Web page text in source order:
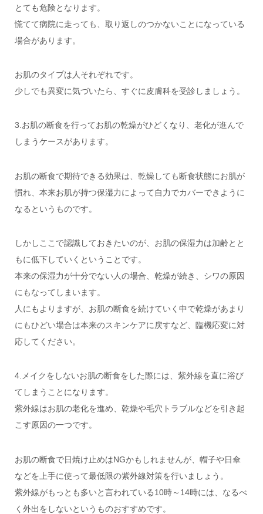
とても危険となります。
慌てて病院に走っても、取り返しのつかないことになっている
場合があります。
お肌のタイプは人それぞれです。
少しでも異変に気づいたら、すぐに皮膚科を受診しましょう。
3.お肌の断食を行ってお肌の乾燥がひどくなり、老化が進んで
しまうケースがあります。
お肌の断食で期待できる効果は、乾燥しても断食状態にお肌が
慣れ、本来お肌が持つ保湿力によって自力でカバーできように
なるというものです。
しかしここで認識しておきたいのが、お肌の保湿力は加齢とと
もに低下していくということです。
本来の保湿力が十分でない人の場合、乾燥が続き、シワの原因
にもなってしまいます。
人にもよりますが、お肌の断食を続けていく中で乾燥があまり
にもひどい場合は本来のスキンケアに戻すなど、臨機応変に対
応してください。
4.メイクをしないお肌の断食をした際には、紫外線を直に浴び
てしまうことになります。
紫外線はお肌の老化を進め、乾燥や毛穴トラブルなどを引き起
こす原因の一つです。
お肌の断食で日焼け止めはNGかもしれませんが、帽子や日傘
などを上手に使って最低限の紫外線対策を行いましょう。
紫外線がもっとも多いと言われている10時～14時には、なるべ
く外出をしないというものおすすめです。